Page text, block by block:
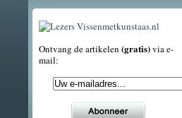
Ontvang de artikelen (gratis)via e-
mail: